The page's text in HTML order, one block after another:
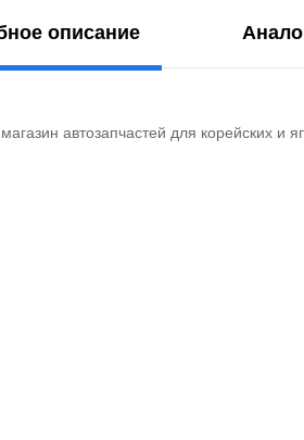
описание
автозапчастей для корейских и